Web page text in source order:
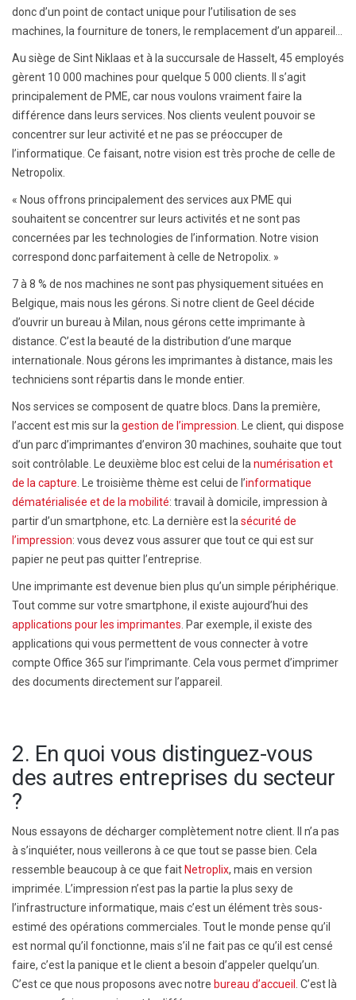
donc d’un point de contact unique pour l’utilisation de ses
machines, la fourniture de toners, le remplacement d’un appareil…
Au siège de Sint Niklaas et à la succursale de Hasselt, 45 employés
gèrent 10 000 machines pour quelque 5 000 clients. Il s’agit
principalement de PME, car nous voulons vraiment faire la
différence dans leurs services. Nos clients veulent pouvoir se
concentrer sur leur activité et ne pas se préoccuper de
l’informatique. Ce faisant, notre vision est très proche de celle de
Netropolix.
« Nous offrons principalement des services aux PME qui
souhaitent se concentrer sur leurs activités et ne sont pas
concernées par les technologies de l’information. Notre vision
correspond donc parfaitement à celle de Netropolix. »
7 à 8 % de nos machines ne sont pas physiquement situées en
Belgique, mais nous les gérons. Si notre client de Geel décide
d’ouvrir un bureau à Milan, nous gérons cette imprimante à
distance. C’est la beauté de la distribution d’une marque
internationale. Nous gérons les imprimantes à distance, mais les
techniciens sont répartis dans le monde entier.
Nos services se composent de quatre blocs. Dans la première,
l’accent est mis sur la gestion de l’impression . Le client, qui dispose
d’un parc d’imprimantes d’environ 30 machines, souhaite que tout
soit contrôlable. Le deuxième bloc est celui de la numérisation et
de la capture . Le troisième thème est celui de l’informatique
dématérialisée et de la mobilité: travail à domicile, impression à
partir d’un smartphone, etc. La dernière est la sécurité de
l’impression: vous devez vous assurer que tout ce qui est sur
papier ne peut pas quitter l’entreprise.
Une imprimante est devenue bien plus qu’un simple périphérique.
Tout comme sur votre smartphone, il existe aujourd’hui des
applications pour les imprimantes . Par exemple, il existe des
applications qui vous permettent de vous connecter à votre
compte Office 365 sur l’imprimante. Cela vous permet d’imprimer
des documents directement sur l’appareil.
2. En quoi vous distinguez-vous
des autres entreprises du secteur
?
Nous essayons de décharger complètement notre client. Il n’a pas
à s’inquiéter, nous veillerons à ce que tout se passe bien. Cela
ressemble beaucoup à ce que faitNetroplix, mais en version
imprimée. L’impression n’est pas la partie la plus sexy de
l’infrastructure informatique, mais c’est un élément très sous-
estimé des opérations commerciales. Tout le monde pense qu’il
est normal qu’il fonctionne, mais s’il ne fait pas ce qu’il est censé
faire, c’est la panique et le client a besoin d’appeler quelqu’un.
C’est ce que nous proposons avec notre bureau d’accueil . C’est là